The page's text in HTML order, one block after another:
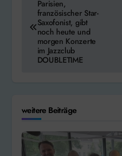
Parisien,
französischer Star-
Saxofonist, gibt
noch heute und
morgen Konzerte
im Jazzclub
DOUBLETIME
weitere Beiträge